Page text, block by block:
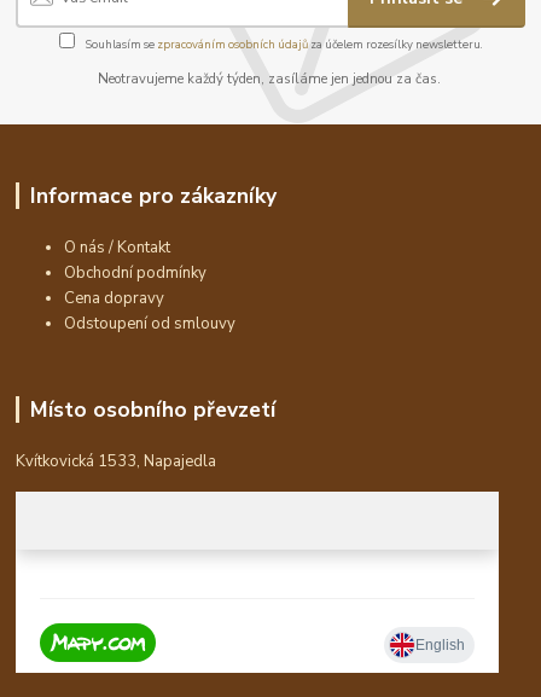
Souhlasím se zpracováním osobních údajůza účelem rozesílky newsletteru.
Neotravujeme každý týden, zasíláme jen jednou za čas.
Informace pro zákazníky
O nás / Kontakt
Obchodní podmínky
Cena dopravy
Odstoupení od smlouvy
Místo osobního převzetí
Kvítkovická 1533, Napajedla